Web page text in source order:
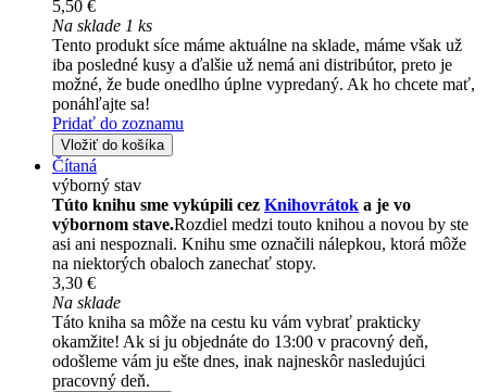
5,50 €
Na sklade 1 ks
Tento produkt síce máme aktuálne na sklade, máme však už
iba posledné kusy a ďalšie už nemá ani distribútor, preto je
možné, že bude onedlho úplne vypredaný. Ak ho chcete mať,
ponáhľajte sa!
Pridať do zoznamu
Vložiť do košíka
Čítaná
výborný stav
Túto knihu sme vykúpili cez Knihovrátok a je vo
výbornom stave.Rozdiel medzi touto knihou a novou by ste
asi ani nespoznali. Knihu sme označili nálepkou, ktorá môže
na niektorých obaloch zanechať stopy.
3,30 €
Na sklade
Táto kniha sa môže na cestu ku vám vybrať prakticky
okamžite! Ak si ju objednáte do 13:00 v pracovný deň,
odošleme vám ju ešte dnes, inak najneskôr nasledujúci
pracovný deň.